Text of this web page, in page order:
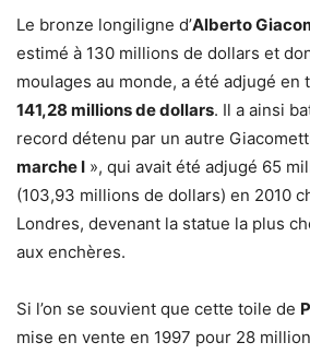
Le bronze longiligne d’Alberto
estimé à 130 millions de dollars et
moulages au monde, a été adjugé en
141,28 millions de dollars. Il a ainsi
record détenu par un autre
marche I », qui avait été adjugé 65
(103,93 millions de dollars) en 2010
Londres, devenant la statue la plus
aux enchères.
Si l’on se souvient que cette toile de
mise en vente en 1997 pour 28